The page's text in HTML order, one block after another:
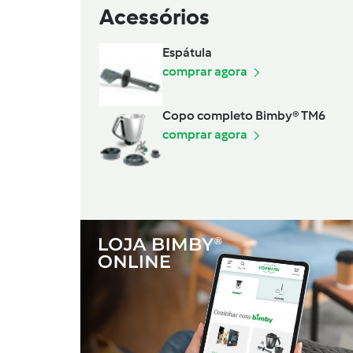
Acessórios
Espátula
comprar agora
Copo completo Bimby® TM6
comprar agora